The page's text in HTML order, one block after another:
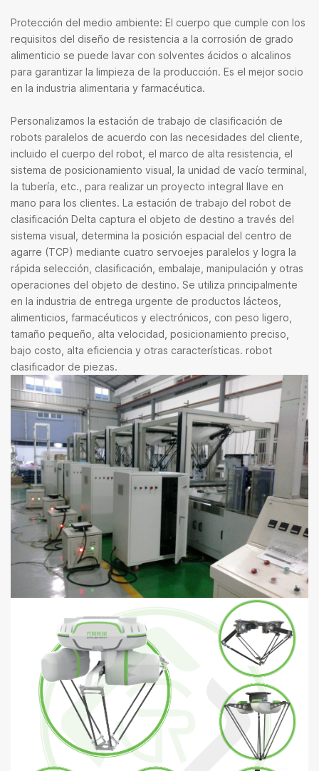
Protección del medio ambiente: El cuerpo que cumple con los
requisitos del diseño de resistencia a la corrosión de grado
alimenticio se puede lavar con solventes ácidos o alcalinos
para garantizar la limpieza de la producción. Es el mejor socio
en la industria alimentaria y farmacéutica.
Personalizamos la estación de trabajo de clasificación de
robots paralelos de acuerdo con las necesidades del cliente,
incluido el cuerpo del robot, el marco de alta resistencia, el
sistema de posicionamiento visual, la unidad de vacío terminal,
la tubería, etc., para realizar un proyecto integral llave en
mano para los clientes. La estación de trabajo del robot de
clasificación Delta captura el objeto de destino a través del
sistema visual, determina la posición espacial del centro de
agarre (TCP) mediante cuatro servoejes paralelos y logra la
rápida selección, clasificación, embalaje, manipulación y otras
operaciones del objeto de destino. Se utiliza principalmente
en la industria de entrega urgente de productos lácteos,
alimenticios, farmacéuticos y electrónicos, con peso ligero,
tamaño pequeño, alta velocidad, posicionamiento preciso,
bajo costo, alta eficiencia y otras características. robot
clasificador de piezas.